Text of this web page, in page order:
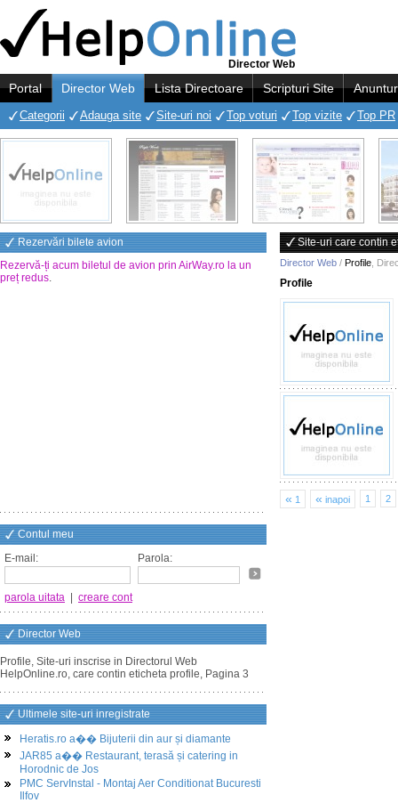
Director Web
Portal Director Web Lista Directoare Scripturi Site
Categorii Adauga site Site-uri noi Top voturi Top vizite Top PR
Rezervări bilete avion
Rezervă-ți acum biletul de avion prin AirWay.ro la un
preț redus.
Contul meu
E-mail:
Parola:
parola uitata creare cont
Director Web
Profile, Site-uri inscrise in Directorul Web
HelpOnline.ro, care contin eticheta profile, Pagina 3
Ultimele site-uri inregistrate
Heratis.ro a�� Bijuterii din aur și diamante
JAR85 a�� Restaurant, terasă și catering in
Horodnic de Jos
PMC ServInstal - Montaj Aer Conditionat Bucuresti
Ilfov
Site-uri care contin
Director Web / Profile
Profile
« 1 « inapoi 1 2